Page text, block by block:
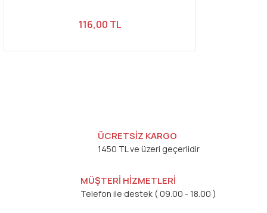
116,00 TL
ÜCRETSİZ KARGO
1450 TL ve üzeri geçerlidir
MÜŞTERİ HİZMETLERİ
Telefon ile destek ( 09.00 - 18.00 )